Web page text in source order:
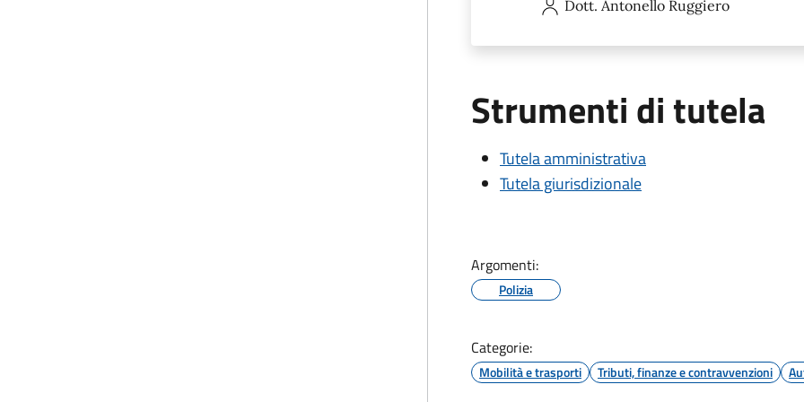
Dott. Antonello Ruggiero
Strumenti di tutela
Tutela amministrativa
Tutela giurisdizionale
Argomenti:
Polizia
Categorie:
Mobilità e trasporti Tributi, finanze e contravvenzioni